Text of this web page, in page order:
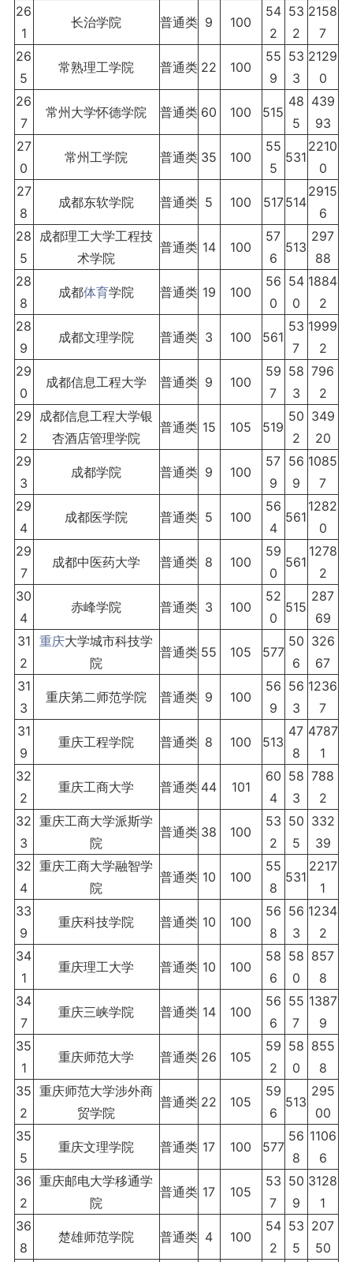
26
1
长治学院 普通类 9 100
54
2
53
2
2158
7
26
5
常熟理工学院 普通类 22 100
55
9
53
3
2129
0
26
7
常州大学怀德学院 普通类 60 100 515
48
5
439
93
27
0
常州工学院 普通类 35 100
55
5
531
2210
0
27
8
成都东软学院 普通类 5 100 517514
2915
6
28
5
成都理工大学工程技
术学院
普通类 14 100
57
6
513
297
88
28
8
成都体育学院 普通类 19 100
56
0
54
0
1884
2
28
9
成都文理学院 普通类 3 100 561
53
7
1999
2
29
0
成都信息工程大学 普通类 9 100
59
7
58
3
796
2
29
2
成都信息工程大学银
杏酒店管理学院
普通类 15 105 519
50
2
349
20
29
3
成都学院 普通类 9 100
57
9
56
9
1085
7
29
4
成都医学院 普通类 5 100
56
4
561
1282
0
29
7
成都中医药大学 普通类 8 100
59
0
561
1278
2
30
4
赤峰学院 普通类 3 100
52
0
515
287
69
31
2
重庆大学城市科技学
院
普通类 55 105 577
50
6
326
67
31
3
重庆第二师范学院 普通类 9 100
56
9
56
3
1236
7
31
9
重庆工程学院 普通类 8 100 513
47
8
4787
1
32
2
重庆工商大学 普通类 44 101
60
4
58
3
788
2
32
3
重庆工商大学派斯学
院
普通类 38 100
53
2
50
5
332
39
32
4
重庆工商大学融智学
院
普通类 10 100
55
8
531
2217
1
33
9
重庆科技学院 普通类 10 100
56
8
56
3
1234
2
34
1
重庆理工大学 普通类 10 100
58
6
58
0
857
8
34
7
重庆三峡学院 普通类 14 100
56
6
55
7
1387
9
35
1
重庆师范大学 普通类 26 105
59
2
58
0
855
8
35
2
重庆师范大学涉外商
贸学院
普通类 22 105
59
6
513
295
00
35
5
重庆文理学院 普通类 17 100 577
56
8
1106
6
36
2
重庆邮电大学移通学
院
普通类 17 105
53
7
50
9
3128
1
36
8
楚雄师范学院 普通类 4 100
54
2
53
5
207
50